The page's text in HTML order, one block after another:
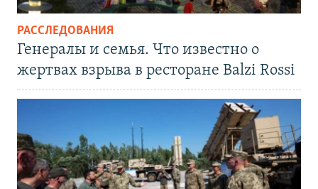
РАССЛЕДОВАНИЯ
Генералы и семья. Что известно о
жертвах взрыва в ресторане Balzi Rossi